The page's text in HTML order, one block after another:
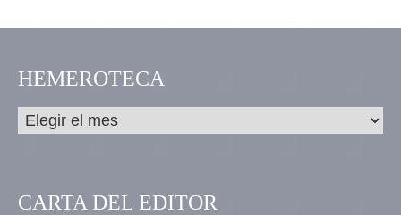
HEMEROTECA
CARTA DEL EDITOR